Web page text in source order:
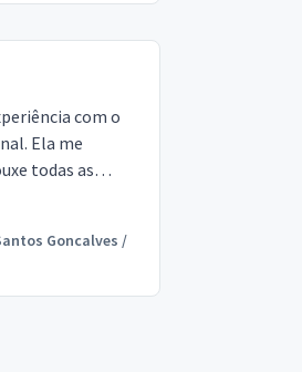
com o
Ela me
todas as
que foi bem
certeza irei
de olhos
Goncalves /